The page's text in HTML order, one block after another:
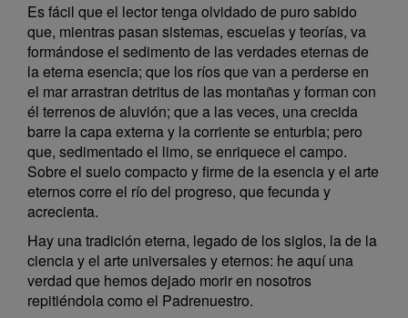
Es fácil que el lector tenga olvidado de puro sabido
que, mientras pasan sistemas, escuelas y teorías, va
formándose el sedimento de las verdades eternas de
la eterna esencia; que los ríos que van a perderse en
el mar arrastran detritus de las montañas y forman con
él terrenos de aluvión; que a las veces, una crecida
barre la capa externa y la corriente se enturbia; pero
que, sedimentado el limo, se enriquece el campo.
Sobre el suelo compacto y firme de la esencia y el arte
eternos corre el río del progreso, que fecunda y
acrecienta.
Hay una tradición eterna, legado de los siglos, la de la
ciencia y el arte universales y eternos: he aquí una
verdad que hemos dejado morir en nosotros
repitiéndola como el Padrenuestro.